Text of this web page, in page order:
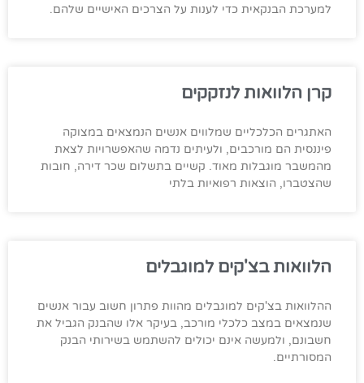
למערכת הבנקאית כדי לענות על הצרכים האישיים שלהם.
קרן הלוואות לנזקקים
האתגרים הכלכליים שמלווים אנשים הנמצאים במצוקה
פיננסית הם מורכבים, ולעיתים נדמה שהאפשרויות לצאת
מהמשבר מוגבלות מאוד. קשיים בתשלום שכר דירה, חובות
שהצטברו, הוצאות רפואיות בלתי
הלוואות בצ'קים למוגבלים
ההלוואות בצ'קים למוגבלים מהוות פתרון חשוב עבור אנשים
שנמצאים במצב כלכלי מורכב, בעיקר אלו שהבנק הגביל את
חשבונם, ולמעשה אינם יכולים להשתמש בשירותי הבנק
המסורתיים.